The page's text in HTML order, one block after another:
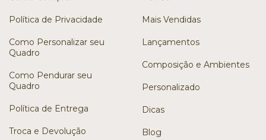
Política de Privacidade
Como Personalizar seu
Quadro
Como Pendurar seu
Quadro
Política de Entrega
Troca e Devolução
Mais Vendidas
Lançamentos
Composição e Ambientes
Personalizado
Dicas
Blog